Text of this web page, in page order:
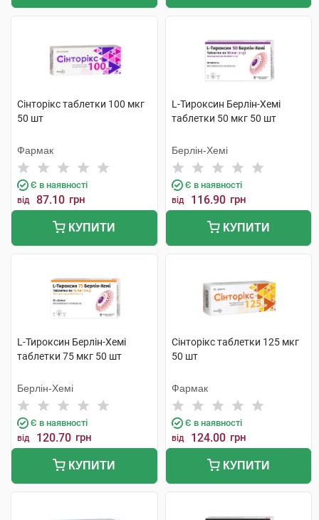
Сінторікс таблетки 100 мкг
50 шт
Фармак
Є в наявності
від 87.10 грн
КУПИТИ
L-Тироксин Берлін-Хемі
таблетки 50 мкг 50 шт
Берлін-Хемі
Є в наявності
від 116.90 грн
КУПИТИ
L-Тироксин Берлін-Хемі
таблетки 75 мкг 50 шт
Берлін-Хемі
Є в наявності
від 120.70 грн
КУПИТИ
Сінторікс таблетки 125 мкг
50 шт
Фармак
Є в наявності
від 124.00 грн
КУПИТИ